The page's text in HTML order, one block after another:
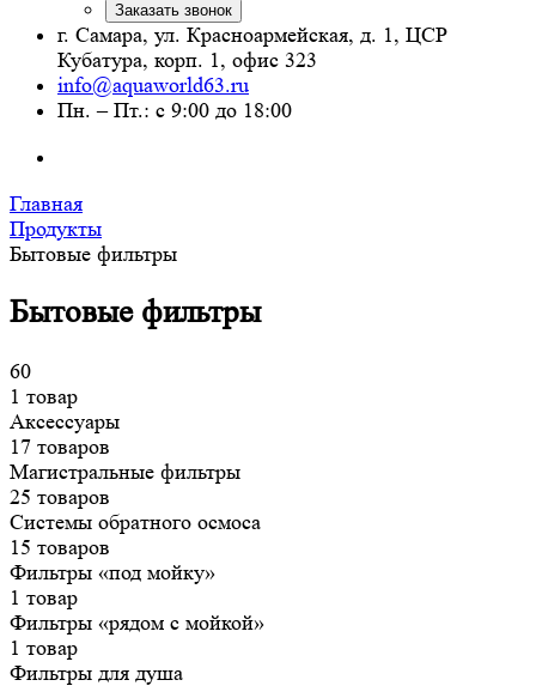
Заказать звонок
г. Самара, ул. Красноармейская, д. 1, ЦСР
Кубатура, корп. 1, офис 323
info@aquaworld63.ru
Пн. – Пт.: с 9:00 до 18:00
Главная
Продукты
Бытовые фильтры
Бытовые фильтры
60
1 товар
Аксессуары
17 товаров
Магистральные фильтры
25 товаров
Системы обратного осмоса
15 товаров
Фильтры «под мойку»
1 товар
Фильтры «рядом с мойкой»
1 товар
Фильтры для душа